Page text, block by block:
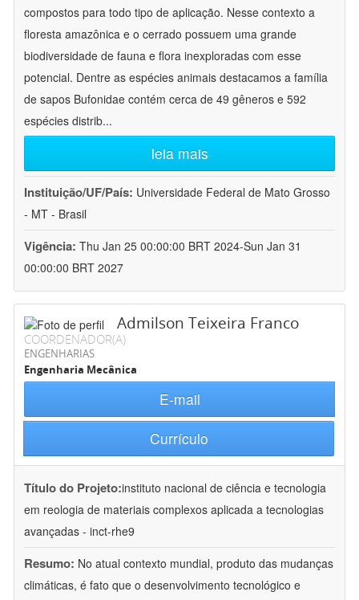
compostos para todo tipo de aplicação. Nesse contexto a
floresta amazônica e o cerrado possuem uma grande
biodiversidade de fauna e flora inexploradas com esse
potencial. Dentre as espécies animais destacamos a família
de sapos Bufonidae contém cerca de 49 gêneros e 592
espécies distrib...
leia mais
Instituição/UF/País: Universidade Federal de Mato Grosso
- MT - Brasil
Vigência: Thu Jan 25 00:00:00 BRT 2024-Sun Jan 31
00:00:00 BRT 2027
Admilson Teixeira Franco
COORDENADOR(A)
ENGENHARIAS
Engenharia Mecânica
E-mail
Currículo
Título do Projeto:instituto nacional de ciência e tecnologia
em reologia de materiais complexos aplicada a tecnologias
avançadas - inct-rhe9
Resumo: No atual contexto mundial, produto das mudanças
climáticas, é fato que o desenvolvimento tecnológico e